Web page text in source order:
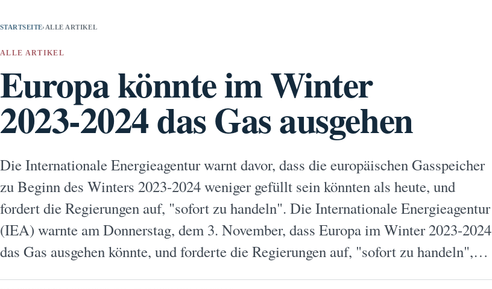
STARTSEITE› ALLE ARTIKEL
ALLE ARTIKEL
Europa könnte im Winter
2023-2024 das Gas ausgehen
Die Internationale Energieagentur warnt davor, dass die europäischen Gasspeicher
zu Beginn des Winters 2023-2024 weniger gefüllt sein könnten als heute, und
fordert die Regierungen auf, "sofort zu handeln". Die Internationale Energieagentur
(IEA) warnte am Donnerstag, dem 3. November, dass Europa im Winter 2023-2024
das Gas ausgehen könnte, und forderte die Regierungen auf, "sofort zu handeln",…